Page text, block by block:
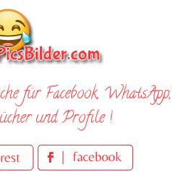
für Facebook, WhatsApp,
und Profile !